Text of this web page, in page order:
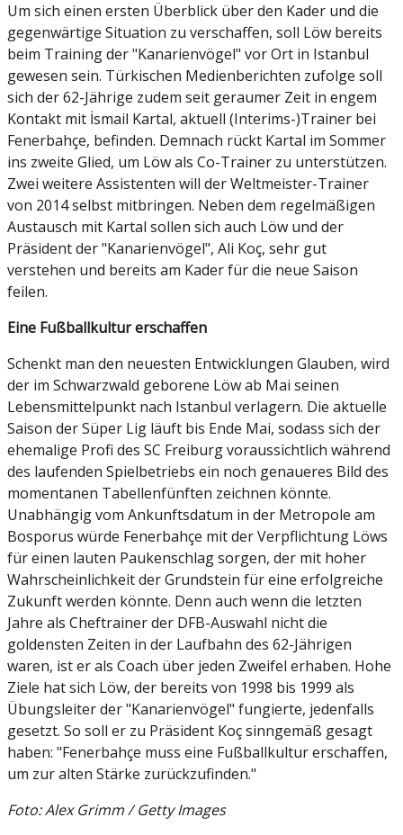
Um sich einen ersten Überblick über den Kader und die
gegenwärtige Situation zu verschaffen, soll Löw bereits
beim Training der "Kanarienvögel" vor Ort in Istanbul
gewesen sein. Türkischen Medienberichten zufolge soll
sich der 62-Jährige zudem seit geraumer Zeit in engem
Kontakt mit İsmail Kartal, aktuell (Interims-)Trainer bei
Fenerbahçe, befinden. Demnach rückt Kartal im Sommer
ins zweite Glied, um Löw als Co-Trainer zu unterstützen.
Zwei weitere Assistenten will der Weltmeister-Trainer
von 2014 selbst mitbringen. Neben dem regelmäßigen
Austausch mit Kartal sollen sich auch Löw und der
Präsident der "Kanarienvögel", Ali Koç, sehr gut
verstehen und bereits am Kader für die neue Saison
feilen.
Eine Fußballkultur erschaffen
Schenkt man den neuesten Entwicklungen Glauben, wird
der im Schwarzwald geborene Löw ab Mai seinen
Lebensmittelpunkt nach Istanbul verlagern. Die aktuelle
Saison der Süper Lig läuft bis Ende Mai, sodass sich der
ehemalige Profi des SC Freiburg voraussichtlich während
des laufenden Spielbetriebs ein noch genaueres Bild des
momentanen Tabellenfünften zeichnen könnte.
Unabhängig vom Ankunftsdatum in der Metropole am
Bosporus würde Fenerbahçe mit der Verpflichtung Löws
für einen lauten Paukenschlag sorgen, der mit hoher
Wahrscheinlichkeit der Grundstein für eine erfolgreiche
Zukunft werden könnte. Denn auch wenn die letzten
Jahre als Cheftrainer der DFB-Auswahl nicht die
goldensten Zeiten in der Laufbahn des 62-Jährigen
waren, ist er als Coach über jeden Zweifel erhaben. Hohe
Ziele hat sich Löw, der bereits von 1998 bis 1999 als
Übungsleiter der "Kanarienvögel" fungierte, jedenfalls
gesetzt. So soll er zu Präsident Koç sinngemäß gesagt
haben: "Fenerbahçe muss eine Fußballkultur erschaffen,
um zur alten Stärke zurückzufinden."
Foto: Alex Grimm / Getty Images